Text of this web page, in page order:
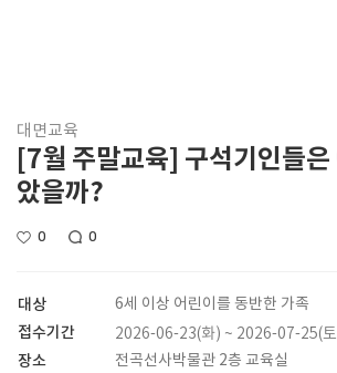
대면교육
[7월 주말교육] 구석기인들은
았을까?
0 0
대상 6세 이상 어린이를 동반한 가족
접수기간 2026-06-23(화) ~ 2026-07-25(
장소 전곡선사박물관 2층 교육실